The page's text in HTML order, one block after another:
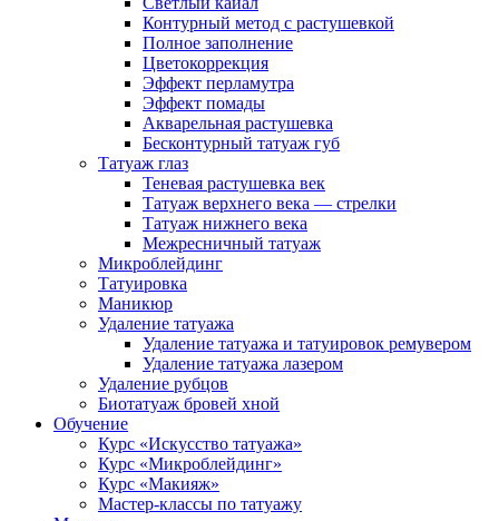
Контурный метод с растушевкой
Полное заполнение
Цветокоррекция
Эффект перламутра
Эффект помады
Акварельная растушевка
Бесконтурный татуаж губ
Татуаж глаз
Теневая растушевка век
Татуаж верхнего века — стрелки
Татуаж нижнего века
Межресничный татуаж
Микроблейдинг
Татуировка
Маникюр
Удаление татуажа
Удаление татуажа и татуировок ремувером
Удаление татуажа лазером
Удаление рубцов
Биотатуаж бровей хной
Обучение
Курс «Искусство татуажа»
Курс «Микроблейдинг»
Курс «Макияж»
Мастер-классы по татуажу